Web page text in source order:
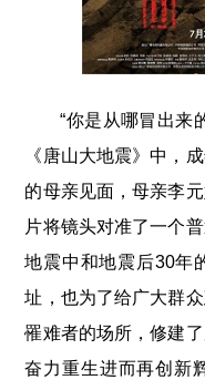
“你是从哪冒出来
《唐山大地震》中，
的母亲见面，母亲李
片将镜头对准了一个
地震中和地震后30年
址，也为了给广大群
罹难者的场所，修建
奋力重生进而再创新